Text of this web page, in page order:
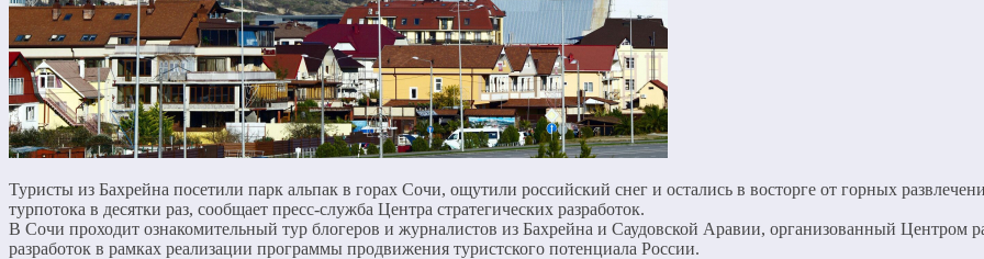
Туристы из Бахрейна посетили парк альпак в горах Сочи, ощутили российский снег и остались в восторге от горных
турпотока в десятки раз, сообщает пресс-служба Центра стратегических разработок.
В Сочи проходит ознакомительный тур блогеров и журналистов из Бахрейна и Саудовской Аравии, организованный Центром
разработок в рамках реализации программы продвижения туристского потенциала России.